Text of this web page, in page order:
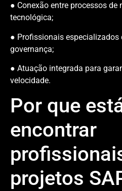
● Conexão entre processos de
tecnológica;
● Profissionais especializados
governança;
● Atuação integrada para
velocidade.
Por que
encontrar
projetos